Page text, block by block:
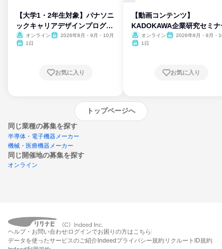
【大学1・2年生対象】パナソニ
ックキャリアデザインプログラ
ム
オンライン
2026年8月・9月・10月
1日
お気に入り
【動画コンテンツ】
KADOKAWA企業研究セミナ
オンライン
2026年8月・9月・
1日
お気に入り
トップページへ
同じ業種の募集を探す
半導体・電子機器メーカー
機械・医療機器メーカー
同じ開催地の募集を探す
オンライン
エントリーするとプログラムの詳細案内を
受け取れるようになります
ヘルプ・お問い合わせ ログインでお困りの方はこちら
データを使ったサービスのご紹介 Indeedプライバシー規約 リクルートID規約